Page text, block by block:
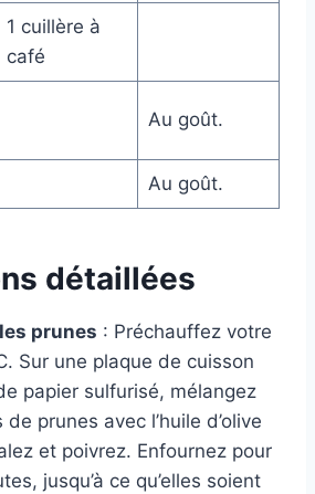
1 cuillère à
café
Au goût.
Au goût.
détaillées
prunes : Préchauffez votre
Sur une plaque de cuisson
papier sulfurisé, mélangez
prunes avec l’huile d’olive
et poivrez. Enfournez pour
jusqu’à ce qu’elles soient